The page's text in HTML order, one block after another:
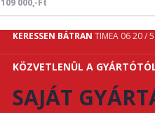
109 000,-Ft
KERESSEN BÁTRAN TIMEA 06 20 /
KÖZVETLENÜL A
SAJÁT